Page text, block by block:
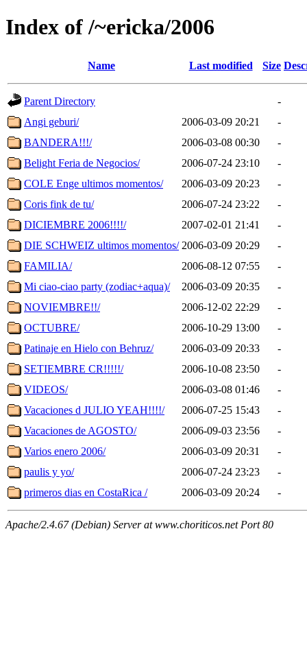
Index of /~ericka/2006
Name Last modified Size
Parent Directory
-
Angi geburi/
2006-03-09 20:21
-
BANDERA!!!/
2006-03-08 00:30
-
Belight Feria de Negocios/
2006-07-24 23:10
-
COLE Enge ultimos momentos/
2006-03-09 20:23
-
Coris fink de tu/
2006-07-24 23:22
-
DICIEMBRE 2006!!!!/
2007-02-01 21:41
-
DIE SCHWEIZ ultimos momentos/ 2006-03-09 20:29
-
FAMILIA/
2006-08-12 07:55
-
Mi ciao-ciao party (zodiac+aqua)/
2006-03-09 20:35
-
NOVIEMBRE!!/
2006-12-02 22:29
-
OCTUBRE/
2006-10-29 13:00
-
Patinaje en Hielo con Behruz/
2006-03-09 20:33
-
SETIEMBRE CR!!!!!/
2006-10-08 23:50
-
VIDEOS/
2006-03-08 01:46
-
Vacaciones d JULIO YEAH!!!!/
2006-07-25 15:43
-
Vacaciones de AGOSTO/
2006-09-03 23:56
-
Varios enero 2006/
2006-03-09 20:31
-
paulis y yo/
2006-07-24 23:23
-
primeros dias en CostaRica /
2006-03-09 20:24 -
Apache/2.4.67 (Debian) Server at www.choriticos.net Port 80